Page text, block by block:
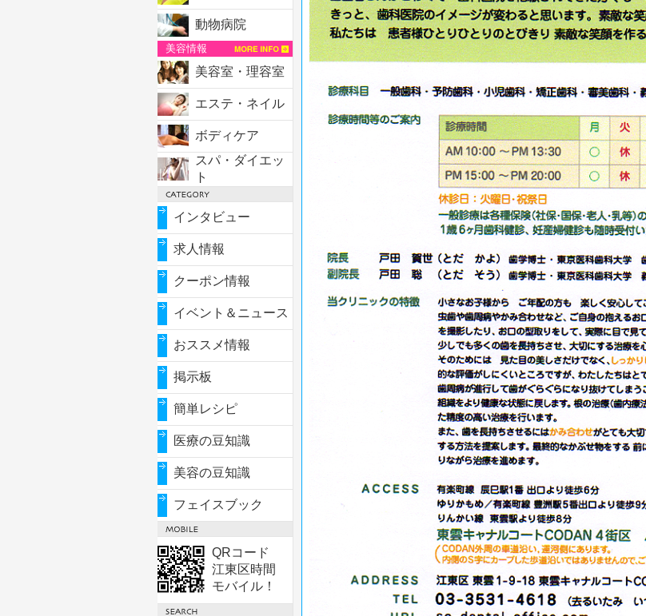
動物病院
美容情報
美容室・理容室
エステ・ネイル
ボディケア
スパ・ダイエッ
ト
インタビュー
求人情報
クーポン情報
イベント＆ニュース
おススメ情報
掲示板
簡単レシピ
医療の豆知識
美容の豆知識
フェイスブック
QRコード
江東区時間
モバイル！